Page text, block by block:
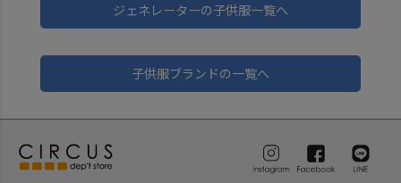
ジェネレーターの子供服一覧へ
子供服ブランドの一覧へ